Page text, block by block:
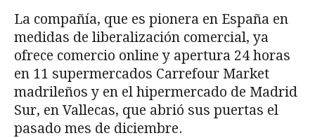
La compañía, que es pionera en España en
medidas de liberalización comercial, ya
ofrece comercio online y apertura 24 horas
en 11 supermercados Carrefour Market
madrileños y en el hipermercado de Madrid
Sur, en Vallecas, que abrió sus puertas el
pasado mes de diciembre.